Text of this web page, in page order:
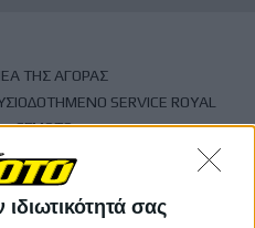
σας
ΤΗΣ ΑΓΟΡΑΣ
SERVICE ROYAL
CFMOTO
ΕΞΟΥΣΙΟΔΟΤΗΜΕΝΟ
– CFMOTO